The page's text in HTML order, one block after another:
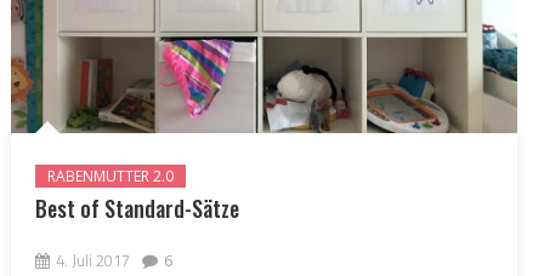
RABENMUTTER 2.0
Best of Standard-Sätze
4. Juli 2017 6